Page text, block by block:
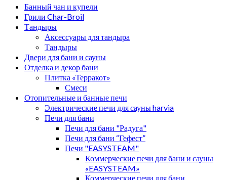
Банный чан и купели
Грили Char-Broil
Тандыры
Аксессуары для тандыра
Тандыры
Двери для бани и сауны
Отделка и декор бани
Плитка «Терракот»
Смеси
Отопительные и банные печи
Электрические печи для сауны harvia
Печи для бани
Печи для бани "Радуга"
Печи для бани “Гефест”
Печи "EASYSTEAM"
Коммерческие печи для бани и сауны
«EASYSTEAM»
Коммерческие печи для бани